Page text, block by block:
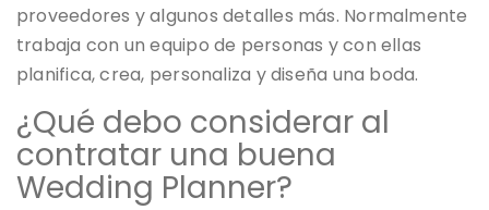
proveedores y algunos detalles más. Normalmente
trabaja con un equipo de personas y con ellas
planifica, crea, personaliza y diseña una boda.
¿Qué debo considerar al
contratar una buena
Wedding Planner?